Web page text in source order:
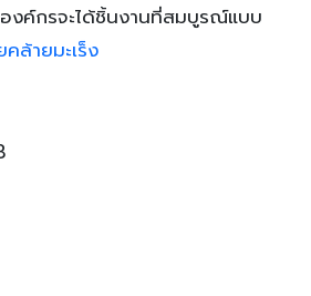
งค์กรจะได้ชิ้นงานที่สมบูรณ์แบบ
คล้ายมะเร็ง